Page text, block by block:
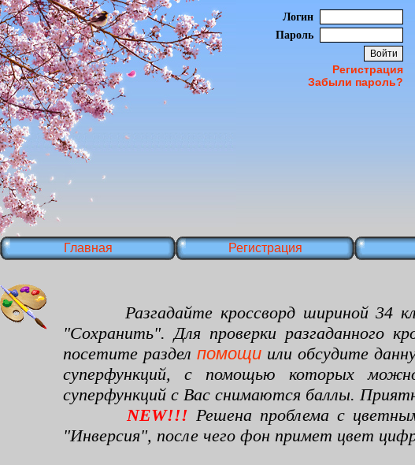
Логин
Пароль
Регистрация
Забыли пароль?
Главная Регистрация
Разгадайте кроссворд шириной 34
"Сохранить". Для проверки разгаданного
посетите раздел помощиили обсудите
суперфункций, с помощью которых
суперфункций с Вас снимаются баллы.
NEW!!! Решена проблема с
"Инверсия", после чего фон примет цвет